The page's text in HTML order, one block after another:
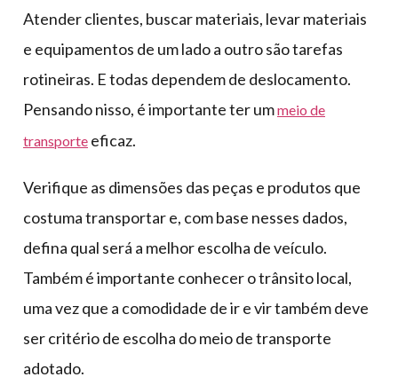
Atender clientes, buscar materiais, levar materiais
e equipamentos de um lado a outro são tarefas
rotineiras. E todas dependem de deslocamento.
Pensando nisso, é importante ter ummeio de
transporte eficaz.
Verifique as dimensões das peças e produtos que
costuma transportar e, com base nesses dados,
defina qual será a melhor escolha de veículo.
Também é importante conhecer o trânsito local,
uma vez que a comodidade de ir e vir também deve
ser critério de escolha do meio de transporte
adotado.